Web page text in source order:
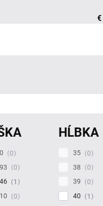
€
0
0
1
0
HĹBKA
35
0
38
0
39
0
40
1